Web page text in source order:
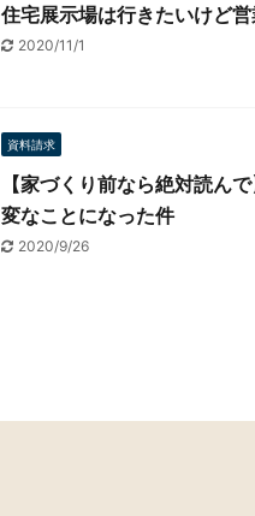
住宅展示場は行きたいけど
2020/11/1
資料請求
【家づくり前なら絶対読ん
変なことになった件
2020/9/26